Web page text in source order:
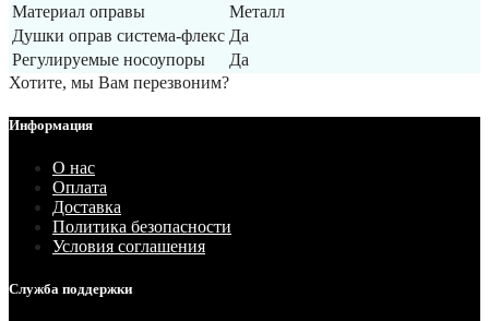
Материал оправы
Металл
Душки оправ система-флекс Да
Регулируемые носоупоры
Да
Хотите, мы Вам перезвоним?
Информация
О нас
Оплата
Доставка
Политика безопасности
Условия соглашения
Служба поддержки